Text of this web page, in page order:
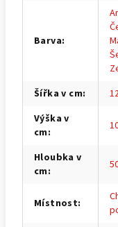
Barva:
Šířka v cm:
Výška v
cm:
Hloubka v
cm:
Místnost: